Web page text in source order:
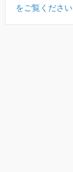
をご覧ください